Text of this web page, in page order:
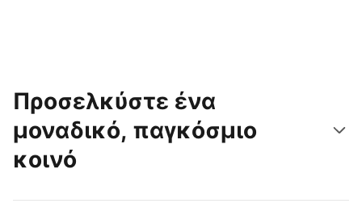
Προσελκύστε ένα
μοναδικό, παγκόσμιο
κοινό